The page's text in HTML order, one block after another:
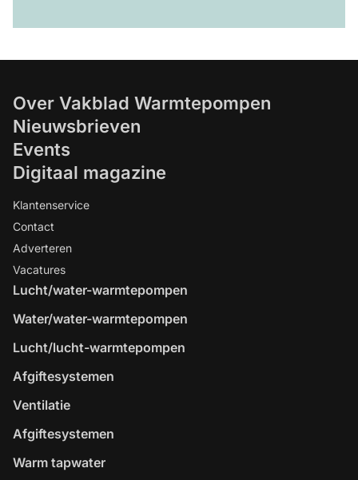
Over Vakblad Warmtepompen
Nieuwsbrieven
Events
Digitaal magazine
Klantenservice
Contact
Adverteren
Vacatures
Lucht/water-warmtepompen
Water/water-warmtepompen
Lucht/lucht-warmtepompen
Afgiftesystemen
Ventilatie
Afgiftesystemen
Warm tapwater